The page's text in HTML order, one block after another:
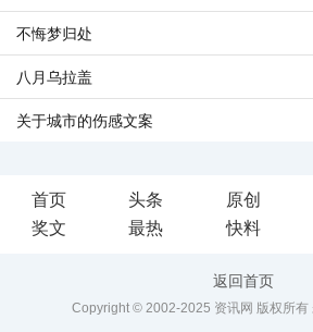
不悔梦归处
八月乌拉盖
关于城市的伤感文案
首页 头条 原创
奖文
最热 快料
返回首页
Copyright © 2002-2025 资讯网 版权所有